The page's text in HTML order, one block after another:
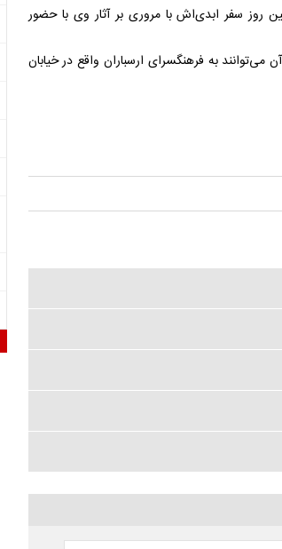
روز سفر ابدی‌اش با مروری بر آثار وی با حضور
به فرهنگسرای ارسباران واقع در خیابان